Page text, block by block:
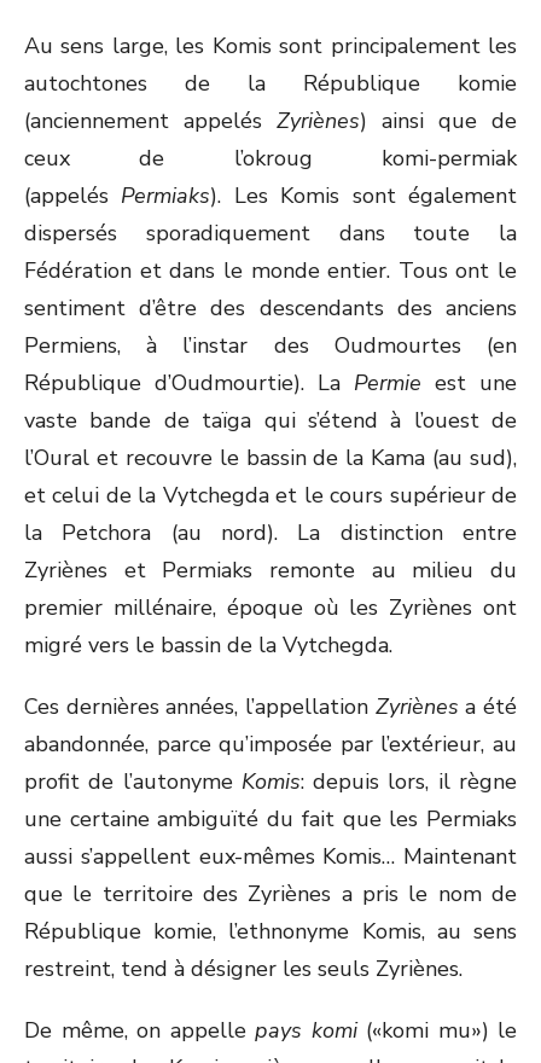
Au sens large, les Komis sont principalement les
autochtones de la République komie
(anciennement appelés Zyriènes) ainsi que de
ceux de l’okroug komi-permiak
(appelés Permiaks). Les Komis sont également
dispersés sporadiquement dans toute la
Fédération et dans le monde entier. Tous ont le
sentiment d’être des descendants des anciens
Permiens, à l’instar des Oudmourtes (en
République d’Oudmourtie). La Permie est une
vaste bande de taïga qui s’étend à l’ouest de
l’Oural et recouvre le bassin de la Kama (au sud),
et celui de la Vytchegda et le cours supérieur de
la Petchora (au nord). La distinction entre
Zyriènes et Permiaks remonte au milieu du
premier millénaire, époque où les Zyriènes ont
migré vers le bassin de la Vytchegda.
Ces dernières années, l’appellation Zyriènes a été
abandonnée, parce qu’imposée par l’extérieur, au
profit de l’autonyme Komis: depuis lors, il règne
une certaine ambiguïté du fait que les Permiaks
aussi s’appellent eux-mêmes Komis… Maintenant
que le territoire des Zyriènes a pris le nom de
République komie, l’ethnonyme Komis, au sens
restreint, tend à désigner les seuls Zyriènes.
De même, on appelle pays komi(«komi mu») le